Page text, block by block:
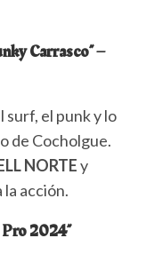
Carrasco” –
surf, el punk y lo
de Cocholgue.
NORTEy
acción.
2024”